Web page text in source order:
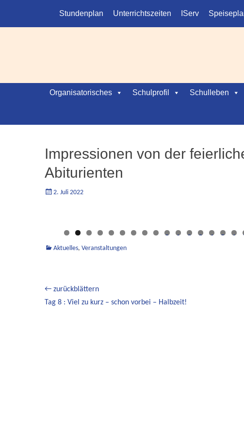
Kopfmenü
Weiter
Stundenplan Unterrichtszeiten IServ
Hauptmenü
Weiter
Organisatorisches Schulprofil Schulleben
Impressionen von der
Abiturienten
Geschrieben
2. Juli 2022
0 1 2 3 4 5 6
Kategorien
Aktuelles, Veranstaltungen
Beitragsnavigation
← zurückblättern
Vorheriger
Tag 8 : Viel zu kurz – schon vorbei – Halbzeit!